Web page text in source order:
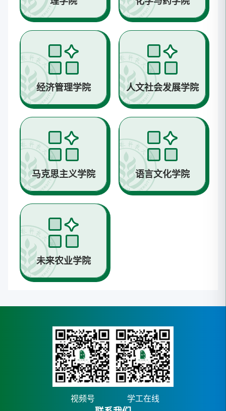
经济管理学院 人文社会发展学院
马克思主义学院 语言文化学院
未来农业学院
视频号 学工在线